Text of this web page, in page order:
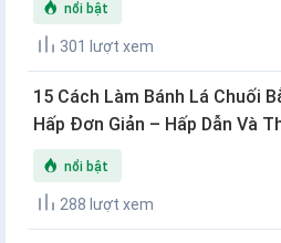
nổi bật
301 lượt xem
15 Cách Làm Bánh Lá Chuối
Hấp Đơn Giản – Hấp Dẫn Và
nổi bật
288 lượt xem